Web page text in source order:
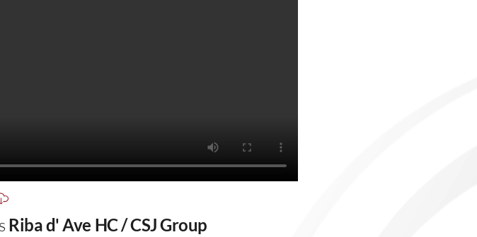
Riba d' Ave HC / CSJ Group